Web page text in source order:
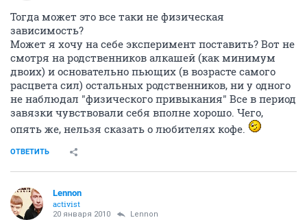
Тогда может это все таки не физическая
зависимость?
Может я хочу на себе эксперимент поставить? Вот не
смотря на родственников алкашей (как минимум
двоих) и основательно пьющих (в возрасте самого
расцвета сил) остальных родственников, ни у одного
не наблюдал "физического привыкания" Все в период
завязки чувствовали себя вполне хорошо. Чего,
опять же, нельзя сказать о любителях кофе.
ОТВЕТИТЬ
Lennon
activist
20 января 2010 Lennon